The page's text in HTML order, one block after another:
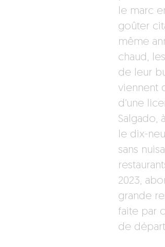
le marc
goûter
même
chaud,
de leur
viennent
d’une
Salgado,
le dix-
sans
2023,
grande
faite par
de